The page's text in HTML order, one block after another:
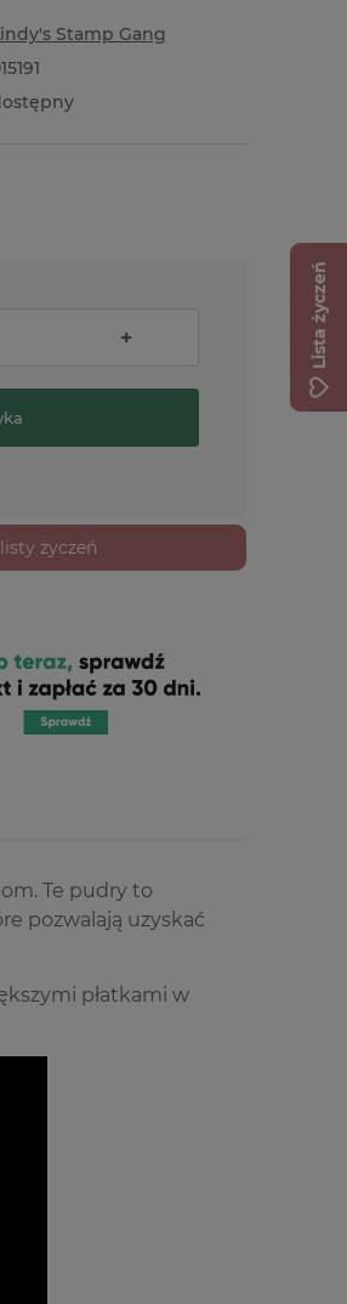
Stamp Gang
+
życzeń
Te pudry to
pozwalają uzyskać
płatkami w
Lista życzeń